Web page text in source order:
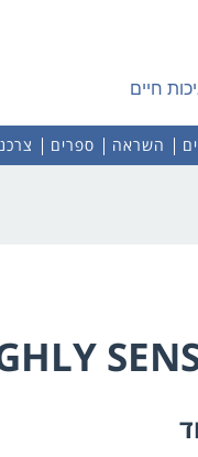
חיים
השראה ספרים